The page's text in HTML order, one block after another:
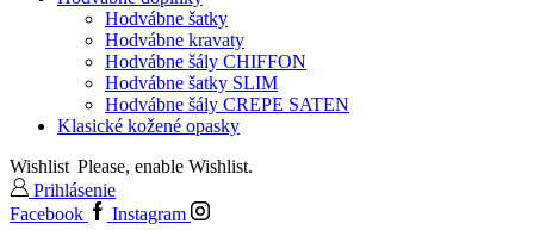
Hodvábne šatky
Hodvábne kravaty
Hodvábne šály CHIFFON
Hodvábne šatky SLIM
Hodvábne šály CREPE SATEN
Klasické kožené opasky
Wishlist Please, enable Wishlist.
Prihlásenie
Facebook
Instagram